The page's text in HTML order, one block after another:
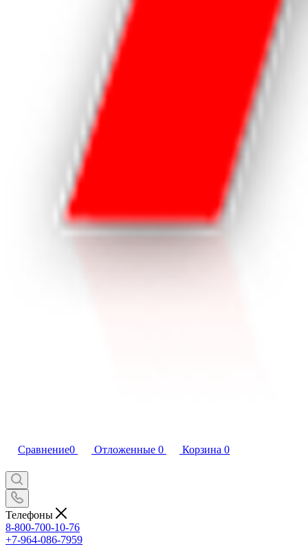
Сравнение0 Отложенные 0 Корзина 0
Телефоны
8-800-700-10-76
+7-964-086-7959